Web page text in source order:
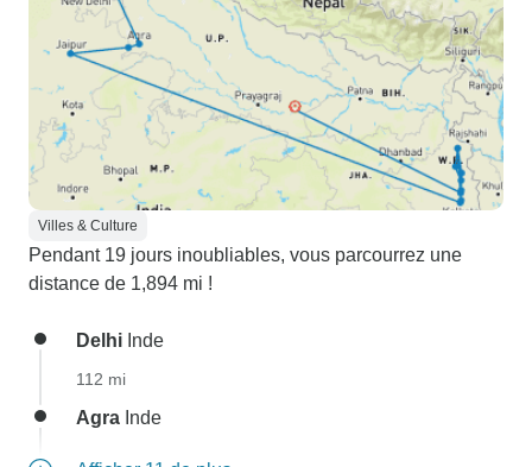
Villes & Culture
Pendant 19 jours inoubliables, vous parcourrez une
distance de 1,894 mi !
Delhi Inde
112 mi
Agra Inde